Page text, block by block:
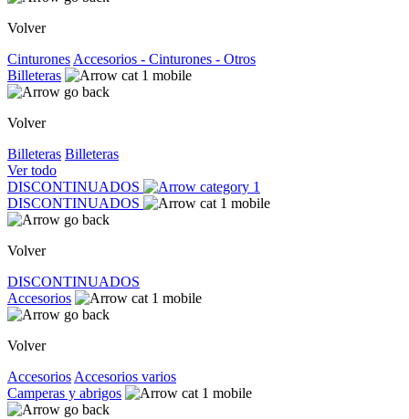
Volver
Cinturones Accesorios - Cinturones - Otros
Billeteras
Volver
Billeteras Billeteras
Ver todo
DISCONTINUADOS
DISCONTINUADOS
Volver
DISCONTINUADOS
Accesorios
Volver
Accesorios Accesorios varios
Camperas y abrigos